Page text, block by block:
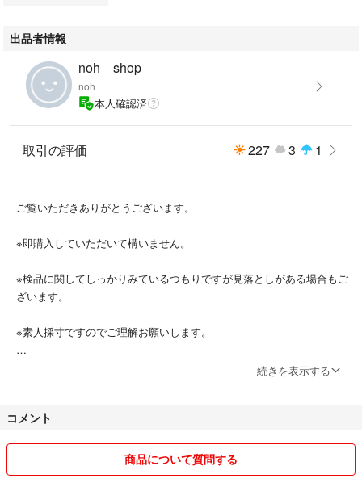
#ブルゾン
出品者情報
noh shop
noh
本人確認済
取引の評価 227 3 1
ご覧いただきありがとうございます。
※即購入していただいて構いません。
※検品に関してしっかりみているつもりですが見落としがある場合もご
ざいます。
※素人採寸ですのでご理解お願いします。
※発送方法につきましてはなるべく安く発送できる方法を取らせていた
※基本的に返品はうけつけません。
※相談していただければお値下げ対応する場合もあります。
続きを表示する
コメント
商品について質問する